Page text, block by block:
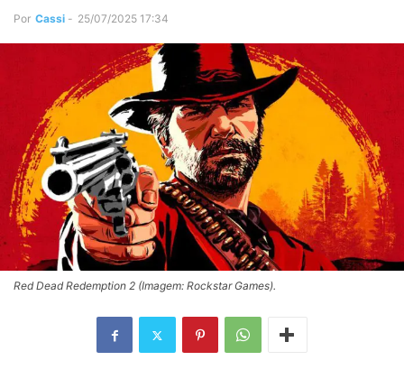
Por Cassi - 25/07/2025 17:34
Red Dead Redemption 2 (Imagem: Rockstar Games).